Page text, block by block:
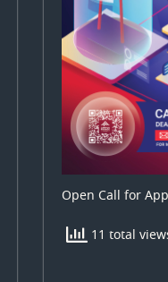
Open Call for
11 total